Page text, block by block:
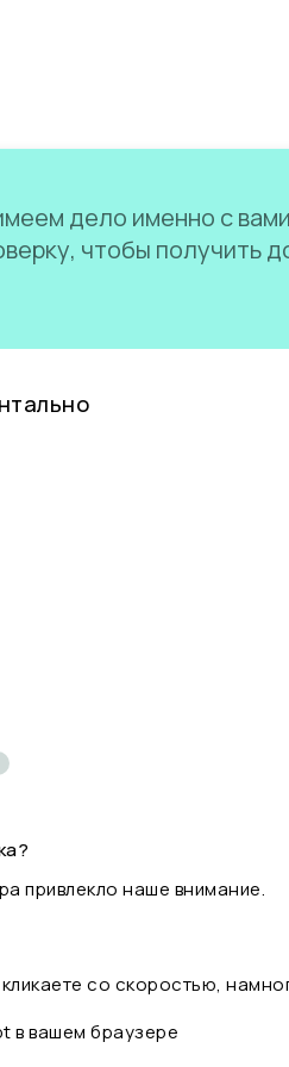
дело именно с
чтобы получить
привлекло наше внимание.
со скоростью,
в вашем браузере